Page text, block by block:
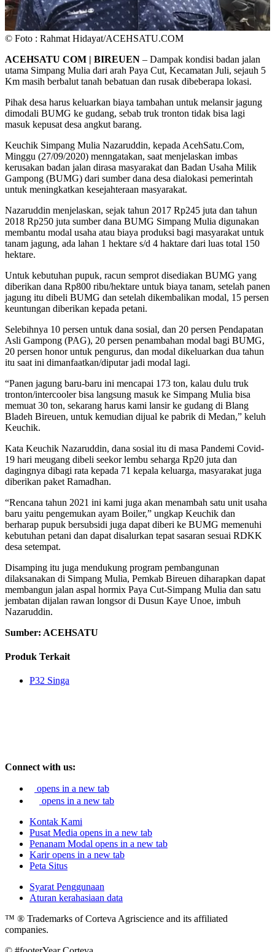
© Foto : Rahmat Hidayat/ACEHSATU.COM
ACEHSATU COM | BIREUEN – Dampak kondisi badan jalan
utama Simpang Mulia dari arah Paya Cut, Kecamatan Juli, sejauh 5
Km masih berbalut tanah bebatuan dan rusak dibeberapa lokasi.
Pihak desa harus keluarkan biaya tambahan untuk melansir jagung
dimodali BUMG ke gudang, sebab truk tronton tidak bisa lagi
masuk kepusat desa angkut barang.
Keuchik Simpang Mulia Nazaruddin, kepada AcehSatu.Com,
Minggu (27/09/2020) menngatakan, saat menjelaskan imbas
kerusakan badan jalan dirasa masyarakat dan Badan Usaha Milik
Gampong (BUMG) dari sumber dana desa dialokasi pemerintah
untuk meningkatkan kesejahteraan masyarakat.
Nazaruddin menjelaskan, sejak tahun 2017 Rp245 juta dan tahun
2018 Rp250 juta sumber dana BUMG Simpang Mulia digunakan
membantu modal usaha atau biaya produksi bagi masyarakat untuk
tanam jagung, ada lahan 1 hektare s/d 4 haktare dari luas total 150
hektare.
Untuk kebutuhan pupuk, racun semprot disediakan BUMG yang
diberikan dana Rp800 ribu/hektare untuk biaya tanam, setelah panen
jagung itu dibeli BUMG dan setelah dikembalikan modal, 15 persen
keuntungan diberikan kepada petani.
Selebihnya 10 persen untuk dana sosial, dan 20 persen Pendapatan
Asli Gampong (PAG), 20 persen penambahan modal bagi BUMG,
20 persen honor untuk pengurus, dan modal dikeluarkan dua tahun
itu saat ini dimanfaatkan/diputar jadi modal lagi.
“Panen jagung baru-baru ini mencapai 173 ton, kalau dulu truk
tronton/intercooler bisa langsung masuk ke Simpang Mulia bisa
memuat 30 ton, sekarang harus kami lansir ke gudang di Blang
Bladeh Bireuen, untuk kemudian dijual ke pabrik di Medan,” keluh
Keuchik.
Kata Keuchik Nazaruddin, dana sosial itu di masa Pandemi Covid-
19 hari meugang dibeli seekor lembu seharga Rp20 juta dan
dagingnya dibagi rata kepada 71 kepala keluarga, masyarakat juga
diberikan paket Ramadhan.
“Rencana tahun 2021 ini kami juga akan menambah satu unit usaha
baru yaitu pengemukan ayam Boiler,” ungkap Keuchik dan
berharap pupuk bersubsidi juga dapat diberi ke BUMG memenuhi
kebutuhan petani dan dapat disalurkan tepat sasaran sesuai RDKK
desa setempat.
Disamping itu juga mendukung program pembangunan
dilaksanakan di Simpang Mulia, Pemkab Bireuen diharapkan dapat
membangun jalan aspal hormix Paya Cut-Simpang Mulia dan satu
jembatan dijalan rawan longsor di Dusun Kaye Unoe, imbuh
Nazaruddin.
Sumber: ACEHSATU
Produk Terkait
P32 Singa
Connect with us:
opens in a new tab
opens in a new tab
Kontak Kami
Pusat Media opens in a new tab
Penanam Modal opens in a new tab
Karir opens in a new tab
Peta Situs
Syarat Penggunaan
Aturan kerahasiaan data
™ ® Trademarks of Corteva Agriscience and its affiliated
companies.